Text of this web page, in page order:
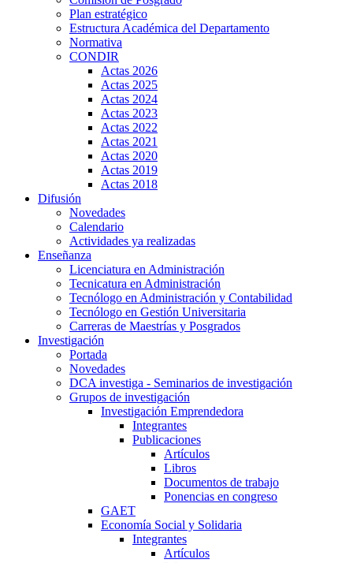
Plan estratégico
Estructura Académica del Departamento
Normativa
CONDIR
Actas 2026
Actas 2025
Actas 2024
Actas 2023
Actas 2022
Actas 2021
Actas 2020
Actas 2019
Actas 2018
Difusión
Novedades
Calendario
Actividades ya realizadas
Enseñanza
Licenciatura en Administración
Tecnicatura en Administración
Tecnólogo en Administración y Contabilidad
Tecnólogo en Gestión Universitaria
Carreras de Maestrías y Posgrados
Investigación
Portada
Novedades
DCA investiga - Seminarios de investigación
Grupos de investigación
Investigación Emprendedora
Integrantes
Publicaciones
Artículos
Libros
Documentos de trabajo
Ponencias en congreso
GAET
Economía Social y Solidaria
Integrantes
Artículos